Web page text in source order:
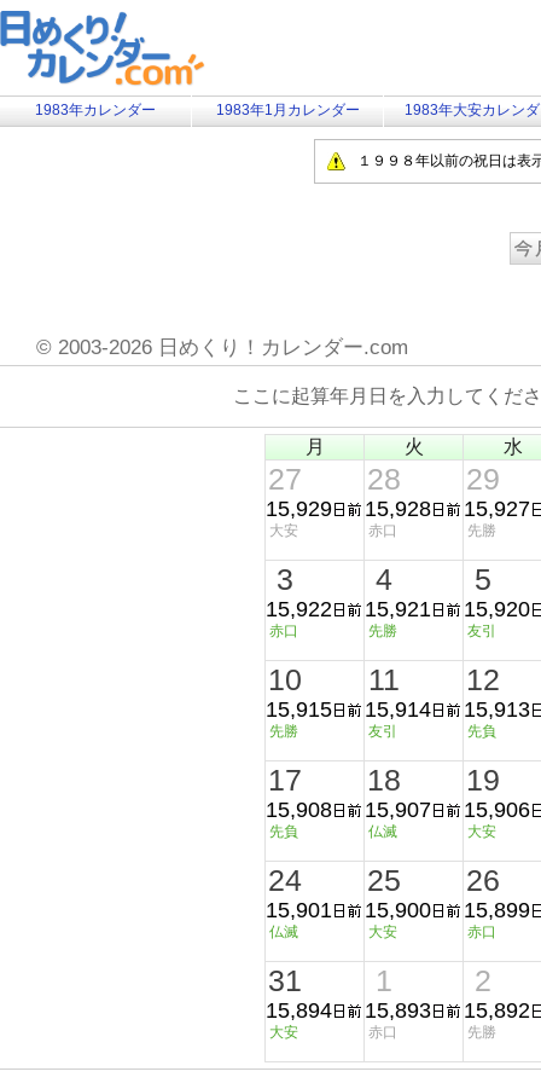
1983年カレンダー 1983年1月カレンダー 1983年大安カレン
１９９８年以前の祝日は表
© 2003-2026 日めくり！カレンダー.com
ここに起算年月日を入力してく
月 火 水
27
15,929
大安
28
15,928
赤口
29
15,927
先勝
3
15,922
赤口
4
15,921
先勝
5
15,920
友引
10
15,915
先勝
11
15,914
友引
12
15,913
先負
17
15,908
先負
18
15,907
仏滅
19
15,906
大安
24
15,901
仏滅
25
15,900
大安
26
15,899
赤口
31
15,894
大安
1
15,893
赤口
2
15,892
先勝